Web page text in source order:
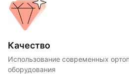
Качество
Использование современных
оборудования